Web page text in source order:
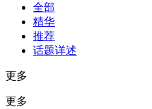
全部
精华
推荐
话题详述
更多
更多